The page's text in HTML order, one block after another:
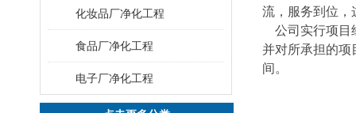
化妆品厂净化工程
食品厂净化工程
电子厂净化工程
流，服务到位，
公司实行项目
并对所承担的项
间。